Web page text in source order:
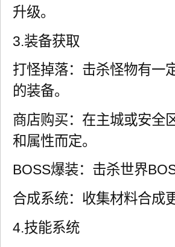
升级。
3.装备获取
打怪掉落：击杀怪物有一
的装备。
商店购买：在主城或安全
和属性而定。
BOSS爆装：击杀世界
合成系统：收集材料合成
4.技能系统